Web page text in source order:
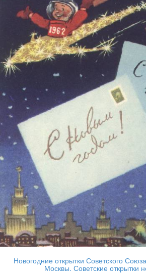
Новогодние открытки Советского
Москвы. Советские открытки